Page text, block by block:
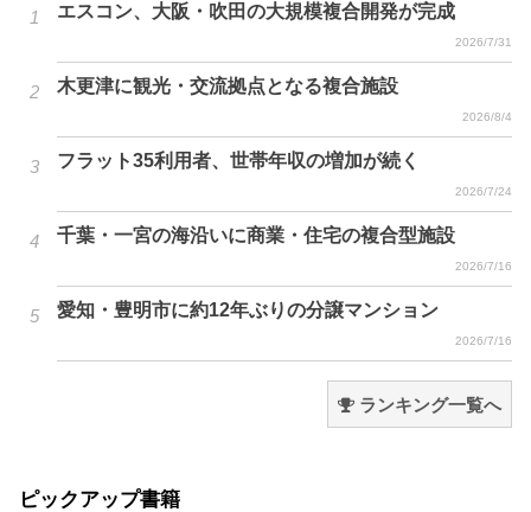
エスコン、大阪・吹田の大規模複合開発が完成
2026/7/31
木更津に観光・交流拠点となる複合施設
2026/8/4
フラット35利用者、世帯年収の増加が続く
2026/7/24
千葉・一宮の海沿いに商業・住宅の複合型施設
2026/7/16
愛知・豊明市に約12年ぶりの分譲マンション
2026/7/16
ランキング一覧へ
ピックアップ書籍